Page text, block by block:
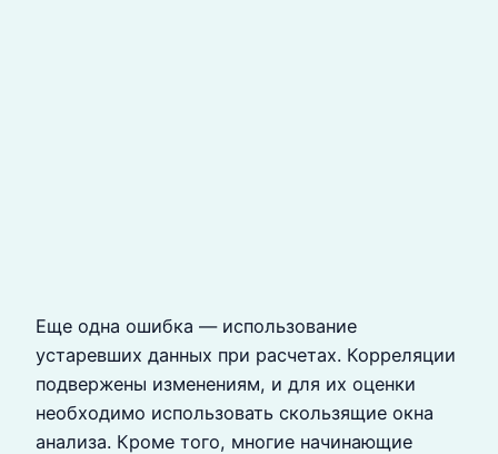
Еще одна ошибка — использование
устаревших данных при расчетах. Корреляции
подвержены изменениям, и для их оценки
необходимо использовать скользящие окна
анализа. Кроме того, многие начинающие